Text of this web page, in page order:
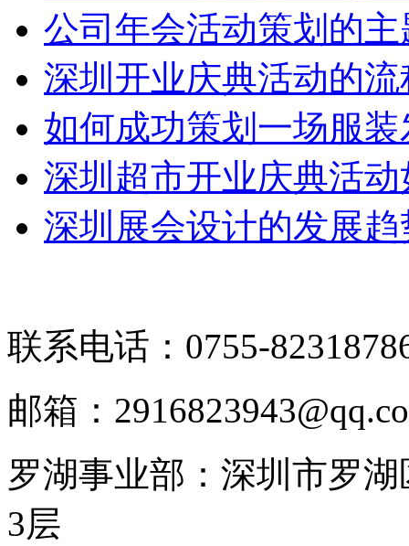
公司年会活动策划的
深圳开业庆典活动的
如何成功策划一场服
深圳超市开业庆典活
深圳展会设计的发展
联系电话：0755-
邮箱：
罗湖事业部：深圳市罗
3层